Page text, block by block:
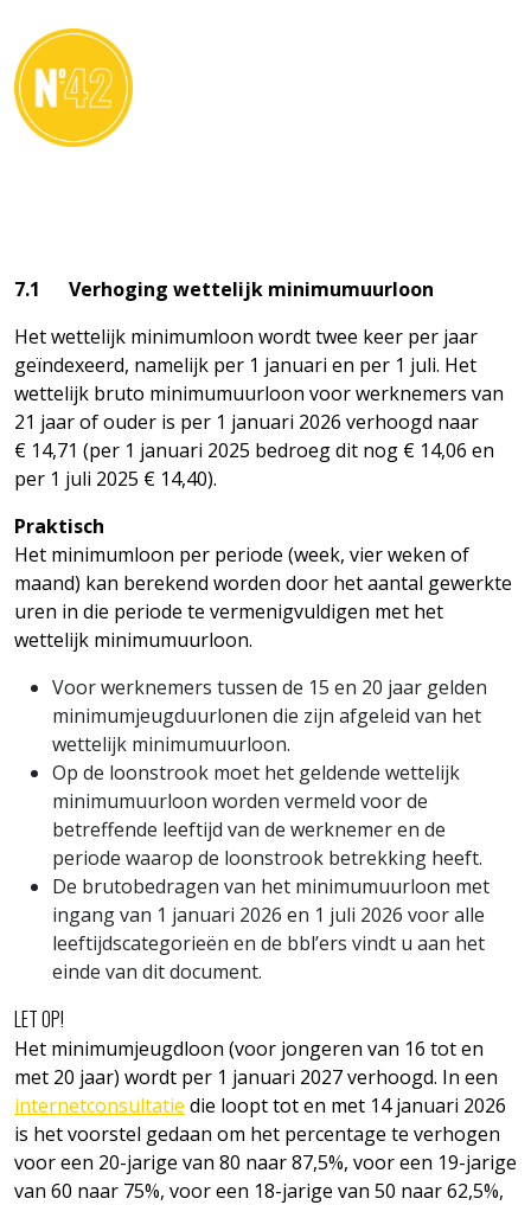
7.1 Verhoging wettelijk minimumuurloon
Het wettelijk minimumloon wordt twee keer per jaar
geïndexeerd, namelijk per 1 januari en per 1 juli. Het
wettelijk bruto minimumuurloon voor werknemers van
21 jaar of ouder is per 1 januari 2026 verhoogd naar
€ 14,71 (per 1 januari 2025 bedroeg dit nog € 14,06 en
per 1 juli 2025 € 14,40).
Praktisch
Het minimumloon per periode (week, vier weken of
maand) kan berekend worden door het aantal gewerkte
uren in die periode te vermenigvuldigen met het
wettelijk minimumuurloon.
Voor werknemers tussen de 15 en 20 jaar gelden
minimumjeugduurlonen die zijn afgeleid van het
wettelijk minimumuurloon.
Op de loonstrook moet het geldende wettelijk
minimumuurloon worden vermeld voor de
betreffende leeftijd van de werknemer en de
periode waarop de loonstrook betrekking heeft.
De brutobedragen van het minimumuurloon met
ingang van 1 januari 2026 en 1 juli 2026 voor alle
leeftijdscategorieën en de bbl’ers vindt u aan het
einde van dit document.
LET OP!
Het minimumjeugdloon (voor jongeren van 16 tot en
met 20 jaar) wordt per 1 januari 2027 verhoogd. In een
internetconsultatie die loopt tot en met 14 januari 2026
is het voorstel gedaan om het percentage te verhogen
voor een 20-jarige van 80 naar 87,5%, voor een 19-jarige
van 60 naar 75%, voor een 18-jarige van 50 naar 62,5%,